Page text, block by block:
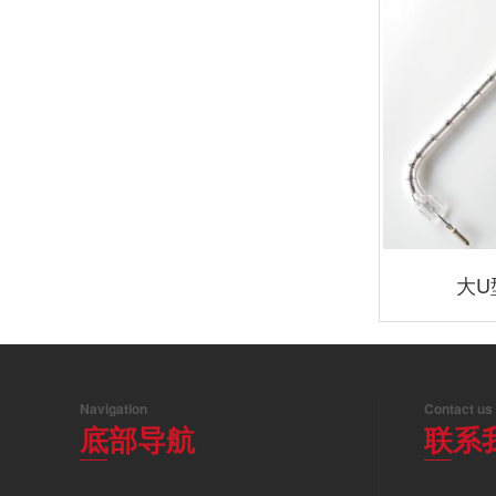
大
Navigation
底部导航
Contact us
联系